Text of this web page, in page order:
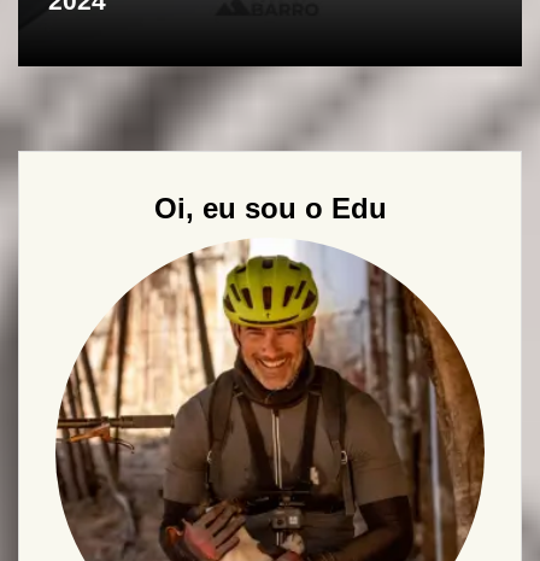
Oi, eu sou o Edu